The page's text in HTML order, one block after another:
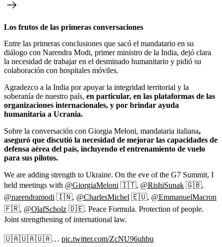
Los frutos de las primeras conversaciones
Entre las primeras conclusiones que sacó el mandatario en su
diálogo con Narendra Modi, primer ministro de la India, dejó clara
la necesidad de trabajar en el desminado humanitario y pidió su
colaboración con hospitales móviles.
Agradezco a la India por apoyar la integridad territorial y la
soberanía de nuestro país, en particular, en las plataformas de las
organizaciones internacionales, y por brindar ayuda
humanitaria a Ucrania.
Sobre la conversación con Giorgia Meloni, mandataria italiana,
aseguró que discutió la necesidad de mejorar las capacidades de
defensa aérea del país, incluyendo el entrenamiento de vuelo
para sus pilotos.
We are adding strength to Ukraine. On the eve of the G7 Summit, I
held meetings with @GiorgiaMeloni 🇮🇹, @RishiSunak 🇬🇧,
@narendramodi 🇮🇳, @CharlesMichel 🇪🇺, @EmmanuelMacron
🇫🇷, @OlafScholz 🇩🇪. Peace Formula. Protection of people.
Joint strengthening of international law.
🇺🇦🇺🇦🇺🇦… pic.twitter.com/ZcNU96uhbu